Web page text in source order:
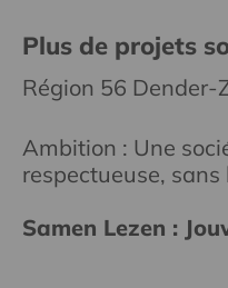
Plus de projets
Région 56 Dender-
Ambition : Une
respectueuse, sans
Samen Lezen :